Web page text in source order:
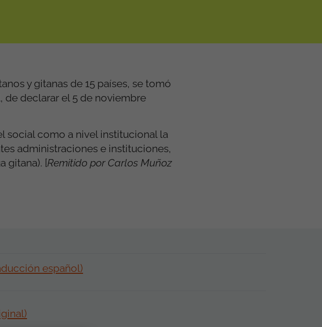
y gitanas de 15 países, se tomó
de declarar el 5 de noviembre
social como a nivel institucional la
administraciones e instituciones,
gitana). [Remitido por Carlos Muñoz
español)